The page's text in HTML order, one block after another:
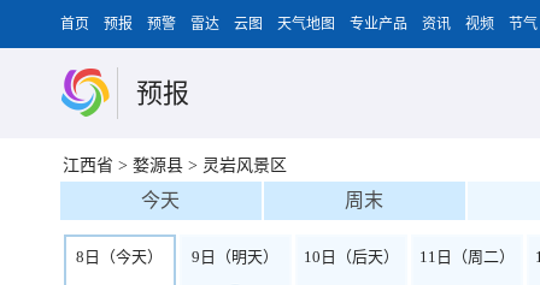
首页 预报 预警 雷达 云图 天气地图 专业产品 资讯 视频 节气
预报
江西省 > 婺源县 > 灵岩风景区
今天 周末
8日（今天） 9日（明天） 10日（后天） 11日（周二）